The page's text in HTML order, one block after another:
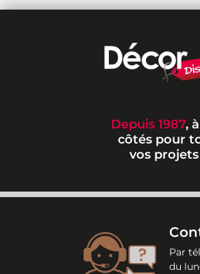
Depuis 1987,
côtés pour
vos projets
Par
du